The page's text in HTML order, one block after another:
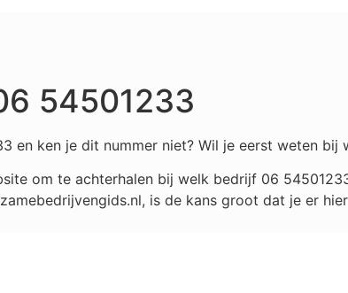
54501233
en ken je dit nummer niet? Wil je eerst weten
om te achterhalen bij welk bedrijf 06
is de kans groot dat je er